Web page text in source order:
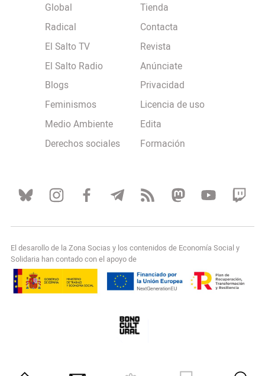
Global
Radical
El Salto TV
El Salto Radio
Blogs
Feminismos
Medio Ambiente
Derechos sociales
Tienda
Contacta
Revista
Anúnciate
Privacidad
Licencia de uso
Edita
Formación
El desarollo de la Zona Socias y los contenidos de Economía Social y
Solidaria han contado con el apoyo de